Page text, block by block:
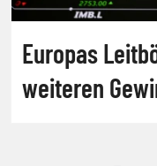
Europas
weiteren